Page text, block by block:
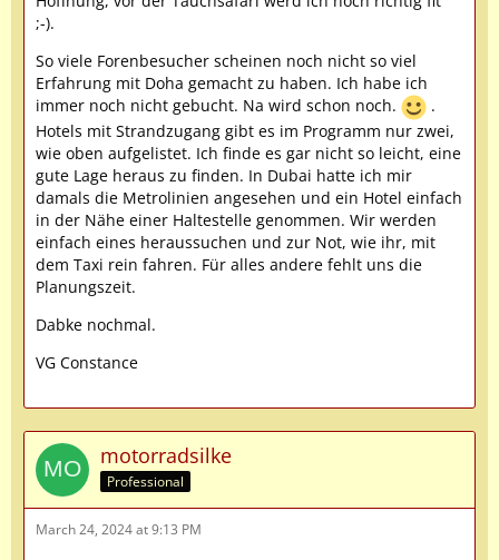
;-).
So viele Forenbesucher scheinen noch nicht so viel
Erfahrung mit Doha gemacht zu haben. Ich habe ich
immer noch nicht gebucht. Na wird schon noch.
.
Hotels mit Strandzugang gibt es im Programm nur zwei,
wie oben aufgelistet. Ich finde es gar nicht so leicht, eine
gute Lage heraus zu finden. In Dubai hatte ich mir
damals die Metrolinien angesehen und ein Hotel einfach
in der Nähe einer Haltestelle genommen. Wir werden
einfach eines heraussuchen und zur Not, wie ihr, mit
dem Taxi rein fahren. Für alles andere fehlt uns die
Planungszeit.
Dabke nochmal.
VG Constance
motorradsilke
Professional
March 24, 2024 at 9:13 PM